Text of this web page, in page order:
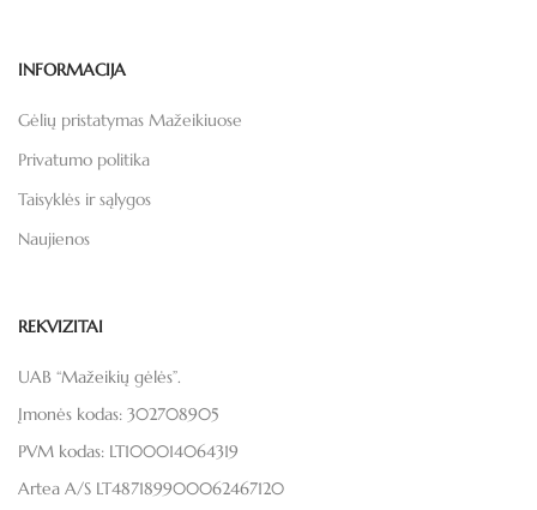
INFORMACIJA
Gėlių pristatymas Mažeikiuose
Privatumo politika
Taisyklės ir sąlygos
Naujienos
REKVIZITAI
UAB “Mažeikių gėlės”.
Įmonės kodas: 302708905
PVM kodas: LT100014064319
Artea A/S LT487189900062467120